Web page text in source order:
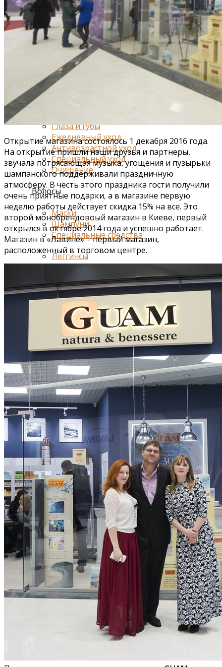
Средства от отечности
Коррекция фигуры и лифтинг
Для груди
Для ванн и душа
Специальный уход
Для живота и талии
Для спорта
Лицо
Глаза и губы
Ежедневный уход
Антивозрастной уход
Специальный уход
Очищение
Волосы
Маски
Шампуни
Специальные средства
Леггинсы
Беременным и кормящим
Ароматерапия
Мужчинам
Акции и подарки
Новинки GUAM
Открытие магазина состоялось 1 декабря 2016 года.
На открытие пришли наши друзья и партнеры,
звучала потрясающая музыка, угощения и пузырьки
шампанского поддерживали праздничную
атмосферу. В честь этого праздника гости получили
очень приятные подарки, а в магазине первую
неделю работы действует скидка 15% на все. Это
второй монобрендовоый магазин в Киеве, первый
открылся в октябре 2014 года и успешно работает.
Магазин в «Лавине» – первый магазин,
расположенный в торговом центре.